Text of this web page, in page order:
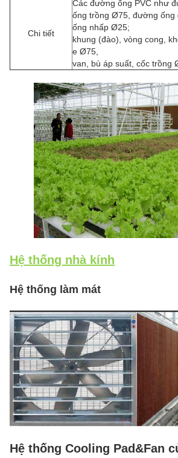
Chi tiết
Các đường ống PVC như
ống trồng Ø75, đường
ống nhấp Ø25;
khung (đào), vòng cong,
e Ø75,
van, bù áp suất, cốc trồng
Hệ thống nhà kính
Hệ thống làm mát
Hệ thống Cooling Pad&Fan